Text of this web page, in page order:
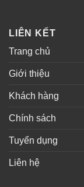
LIÊN KẾT
Trang chủ
Giới thiệu
Khách hàng
Chính sách
Tuyển dụng
Liên hệ